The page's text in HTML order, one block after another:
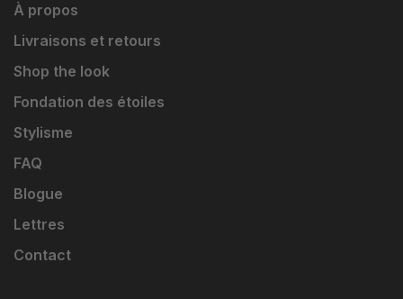
À propos
Livraisons et retours
Shop the look
Fondation des étoiles
Stylisme
FAQ
Blogue
Lettres
Contact